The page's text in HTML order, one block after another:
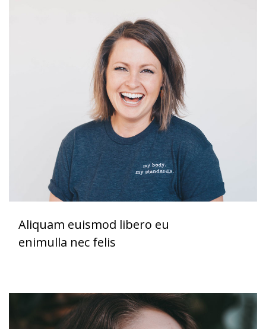
Aliquam euismod libero eu
enimulla nec felis